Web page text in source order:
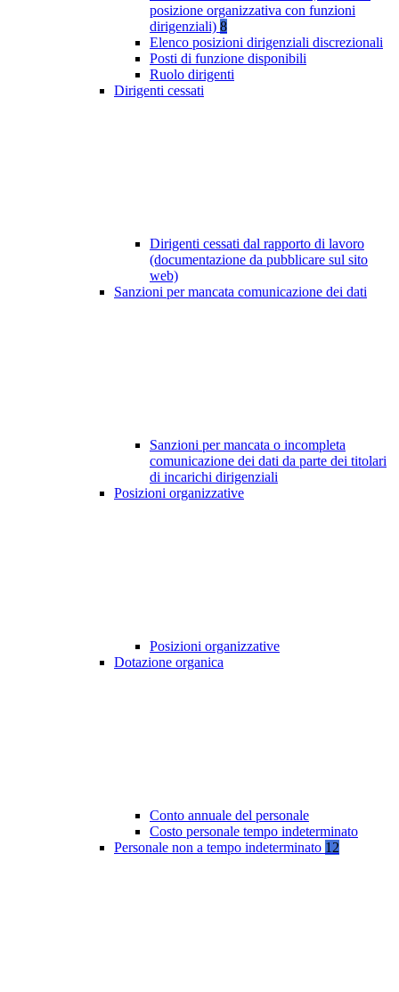
posizione organizzativa con funzioni
dirigenziali) 8
Elenco posizioni dirigenziali discrezionali
Posti di funzione disponibili
Ruolo dirigenti
Dirigenti cessati
Dirigenti cessati dal rapporto di lavoro
(documentazione da pubblicare sul sito
web)
Sanzioni per mancata comunicazione dei dati
Sanzioni per mancata o incompleta
comunicazione dei dati da parte dei titolari
di incarichi dirigenziali
Posizioni organizzative
Posizioni organizzative
Dotazione organica
Conto annuale del personale
Costo personale tempo indeterminato
Personale non a tempo indeterminato 12